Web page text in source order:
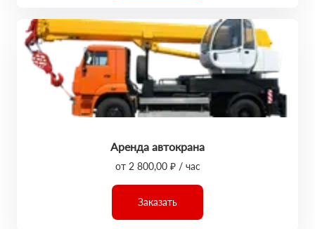
Аренда автокрана
от 2 800,00 ₽ / час
Заказать